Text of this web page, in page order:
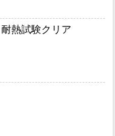
熱試験クリア